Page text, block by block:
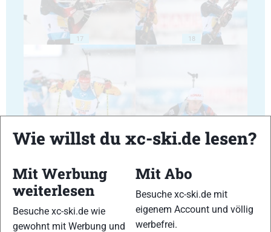
17 18
21 22
Wie willst du xc-ski.de lesen?
Mit Werbung
weiterlesen
Besuche xc-ski.de wie
gewohnt mit Werbung und
Mit Abo
Besuche xc-ski.de mit
eigenem Account und völlig
werbefrei.